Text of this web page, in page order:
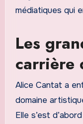
médiatiques qui
Les
carrière
Alice Cantat a
domaine
Elle s’est